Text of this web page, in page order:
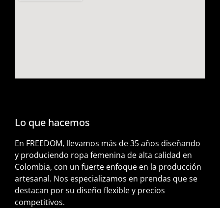
Lo que hacemos
En FREEDOM, llevamos más de 35 años diseñando
y produciendo ropa femenina de alta calidad en
Colombia, con un fuerte enfoque en la producción
artesanal. Nos especializamos en prendas que se
destacan por su diseño flexible y precios
competitivos.